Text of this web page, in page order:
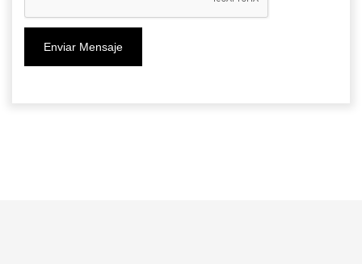
Enviar Mensaje